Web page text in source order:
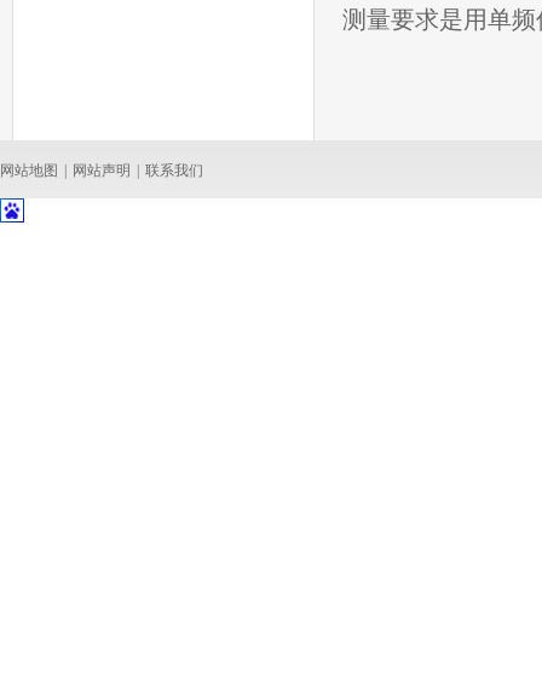
测量要求是用单
网站地图 网站声明 联系我们